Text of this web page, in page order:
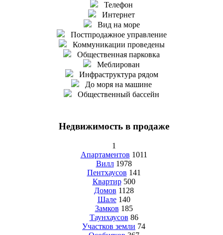
Телефон
Интернет
Вид на море
Постпродажное управление
Коммуникации проведены
Общественная парковка
Меблирован
Инфраструктура рядом
До моря на машине
Общественный бассейн
Недвижимость в продаже
1
Апартаментов 1011
Вилл 1978
Пентхаусов 141
Квартир 500
Домов 1128
Шале 140
Замков 185
Таунхаусов 86
Участков земли 74